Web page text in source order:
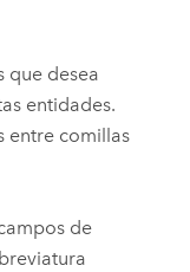
que desea
entidades.
entre comillas
de